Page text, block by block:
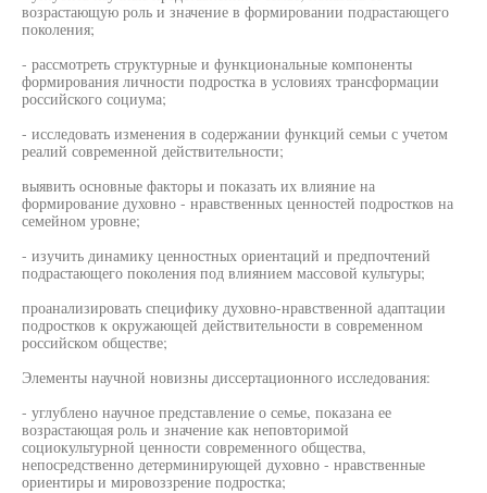
возрастающую роль и значение в формировании подрастающего
поколения;
- рассмотреть структурные и функциональные компоненты
формирования личности подростка в условиях трансформации
российского социума;
- исследовать изменения в содержании функций семьи с учетом
реалий современной действительности;
выявить основные факторы и показать их влияние на
формирование духовно - нравственных ценностей подростков на
семейном уровне;
- изучить динамику ценностных ориентаций и предпочтений
подрастающего поколения под влиянием массовой культуры;
проанализировать специфику духовно-нравственной адаптации
подростков к окружающей действительности в современном
российском обществе;
Элементы научной новизны диссертационного исследования:
- углублено научное представление о семье, показана ее
возрастающая роль и значение как неповторимой
социокультурной ценности современного общества,
непосредственно детерминирующей духовно - нравственные
ориентиры и мировоззрение подростка;